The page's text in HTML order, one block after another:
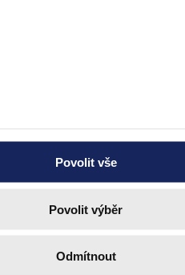
Povolit vše
Povolit výběr
Odmítnout
svou kreativitu
vyhlásil právní informační